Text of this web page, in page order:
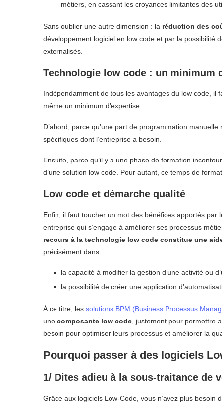
métiers, en cassant les croyances limitantes des
Sans oublier une autre dimension : la réduction des
développement logiciel en low code et par la possibilité
externalisés.
Technologie low code : un minimum
Indépendamment de tous les avantages du low code, il
même un minimum d’expertise.
D’abord, parce qu’une part de programmation
spécifiques dont l’entreprise a besoin.
Ensuite, parce qu’il y a une phase de formation
d’une solution low code. Pour autant, ce temps de
Low code et démarche qualité
Enfin, il faut toucher un mot des bénéfices apportés par
entreprise qui s’engage à améliorer ses processus
recours à la technologie low code constitue une
précisément dans…
la capacité à modifier la gestion d’une activité ou
la possibilité de créer une application
À ce titre, les solutions BPM (Business Processus
une composante low code, justement pour permettre
besoin pour optimiser leurs processus et améliorer la
Pourquoi passer à des logiciels
1/ Dites adieu à la sous-traitance de
Grâce aux logiciels Low-Code, vous n’avez plus